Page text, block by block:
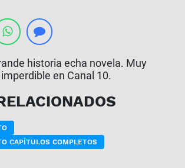
historia echa novela. Muy
en Canal 10.
CAPÍTULOS COMPLETOS